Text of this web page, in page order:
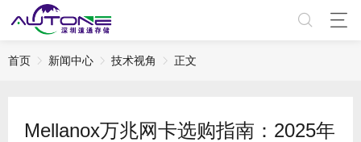
首页 新闻中心 技术视角 正文
Mellanox万兆网卡选购指南：2025年